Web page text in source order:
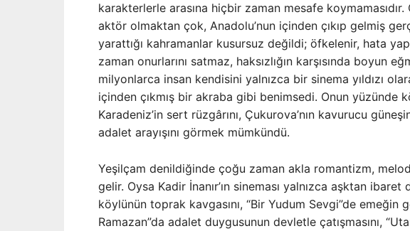
karakterlerle arasına hiçbir zaman mesafe koymamasıdır.
aktör olmaktan çok, Anadolu’nun içinden çıkıp gelmiş
yarattığı kahramanlar kusursuz değildi; öfkelenir, hata
zaman onurlarını satmaz, haksızlığın karşısında boyun
milyonlarca insan kendisini yalnızca bir sinema yıldızı
içinden çıkmış bir akraba gibi benimsedi. Onun yüzünde
Karadeniz’in sert rüzgârını, Çukurova’nın kavurucu
adalet arayışını görmek mümkündü.
Yeşilçam denildiğinde çoğu zaman akla romantizm,
gelir. Oysa Kadir İnanır’ın sineması yalnızca aşktan ibaret
köylünün toprak kavgasını, “Bir Yudum Sevgi”de emeğin
Ramazan”da adalet duygusunun devletle çatışmasını,